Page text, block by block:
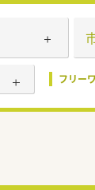
フリー